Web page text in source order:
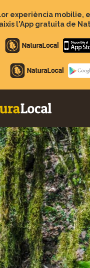
experiència mobilie,
l'App gratuita de
Apple
store
Google
Play